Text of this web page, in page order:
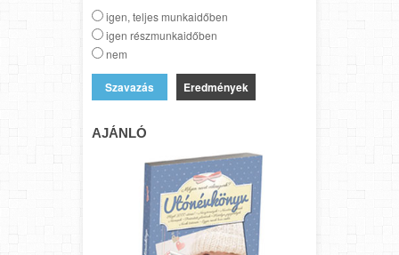
igen, teljes munkaidőben
igen részmunkaidőben
nem
Eredmények
AJÁNLÓ